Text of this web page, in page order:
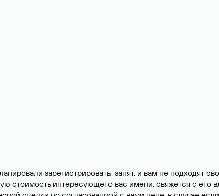
зарегистрировать, занят, и вам не подходят
стоимость интересующего вас имени, свяжется с